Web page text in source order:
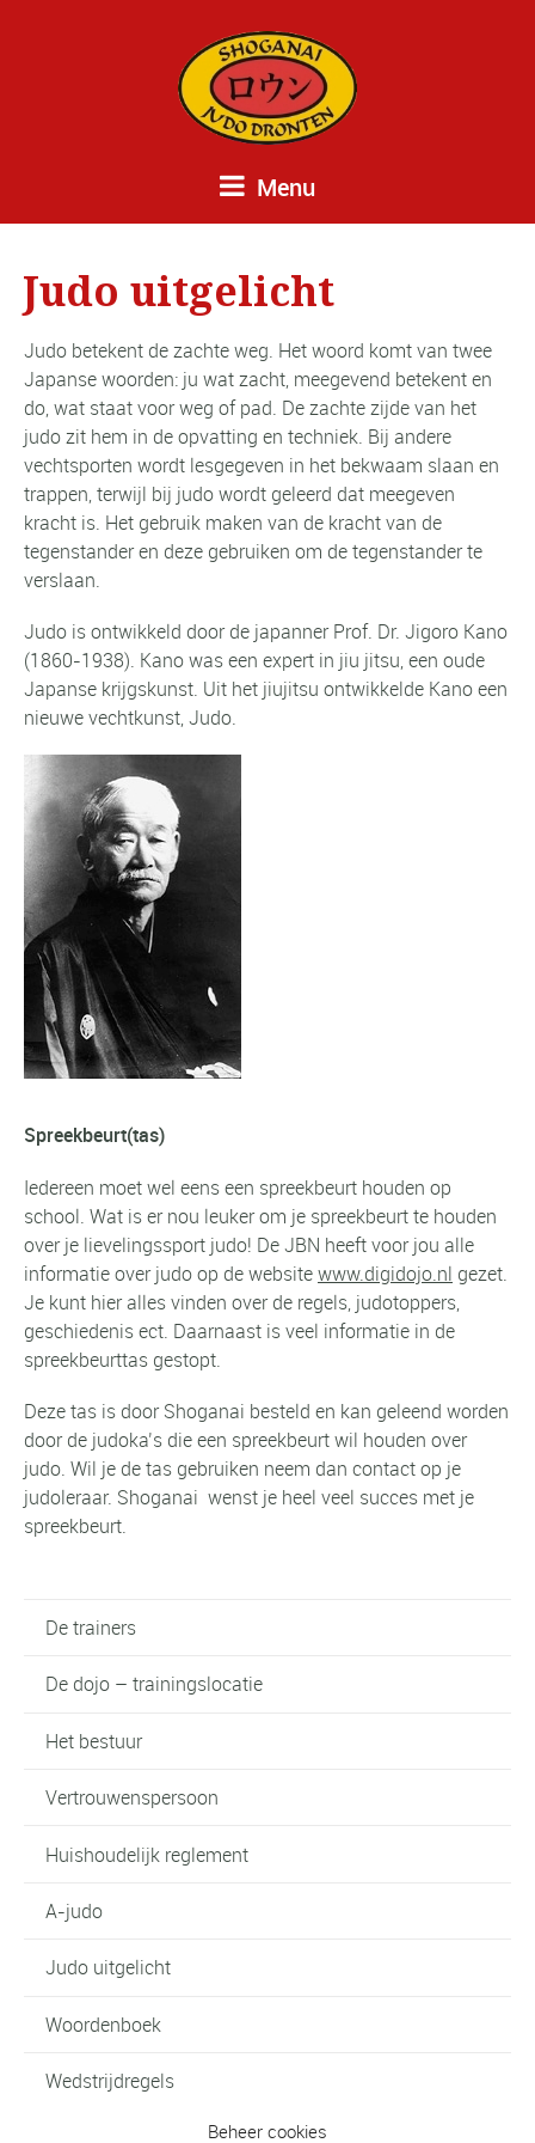
Beheer cookies
Menu
Judo uitgelicht
Judo betekent de zachte weg. Het woord komt van twee
Japanse woorden: ju wat zacht, meegevend betekent en
do, wat staat voor weg of pad. De zachte zijde van het
judo zit hem in de opvatting en techniek. Bij andere
vechtsporten wordt lesgegeven in het bekwaam slaan en
trappen, terwijl bij judo wordt geleerd dat meegeven
kracht is. Het gebruik maken van de kracht van de
tegenstander en deze gebruiken om de tegenstander te
verslaan.
Judo is ontwikkeld door de japanner Prof. Dr. Jigoro Kano
(1860-1938). Kano was een expert in jiu jitsu, een oude
Japanse krijgskunst. Uit het jiujitsu ontwikkelde Kano een
nieuwe vechtkunst, Judo.
Spreekbeurt(tas)
Iedereen moet wel eens een spreekbeurt houden op
school. Wat is er nou leuker om je spreekbeurt te houden
over je lievelingssport judo! De JBN heeft voor jou alle
informatie over judo op de websitewww.digidojo.nl gezet.
Je kunt hier alles vinden over de regels, judotoppers,
geschiedenis ect. Daarnaast is veel informatie in de
spreekbeurttas gestopt.
Deze tas is door Shoganai besteld en kan geleend worden
door de judoka’s die een spreekbeurt wil houden over
judo. Wil je de tas gebruiken neem dan contact op je
judoleraar. Shoganai wenst je heel veel succes met je
spreekbeurt.
De trainers
De dojo – trainingslocatie
Het bestuur
Vertrouwenspersoon
Huishoudelijk reglement
A-judo
Judo uitgelicht
Woordenboek
Wedstrijdregels